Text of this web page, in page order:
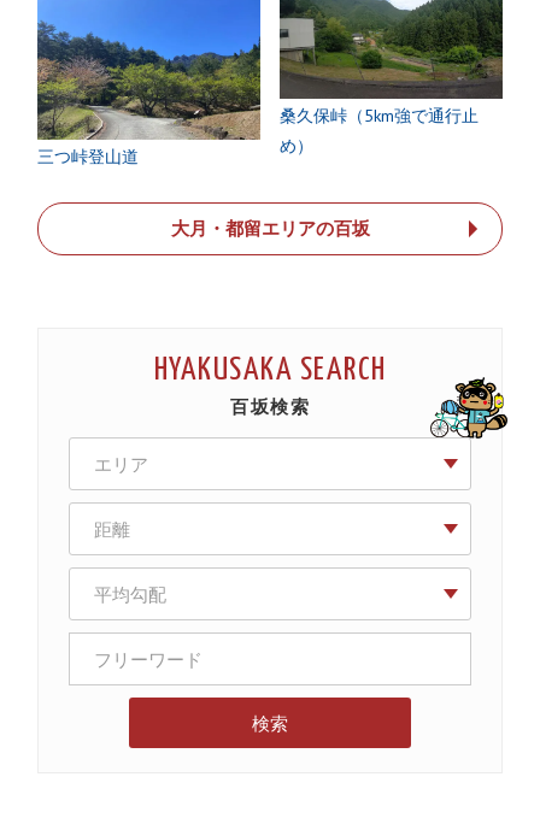
三つ峠登山道
桑久保峠（5km強で通行止
め）
大月・都留エリアの百坂
HYAKUSAKA SEARCH
百坂検索